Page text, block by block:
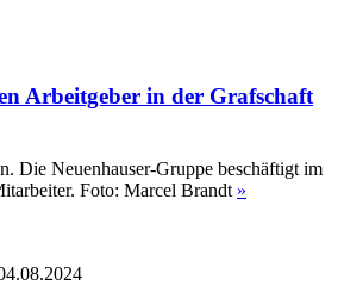
Arbeitgeber in der Grafschaft
Die Neuenhauser-Gruppe beschäftigt im
Foto: Marcel Brandt »